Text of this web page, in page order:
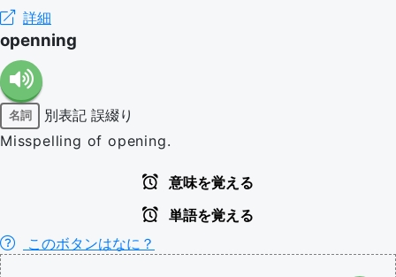
詳細
openning
名詞 別表記 誤綴り
Misspelling of opening.
意味を覚える
単語を覚える
このボタンはなに？